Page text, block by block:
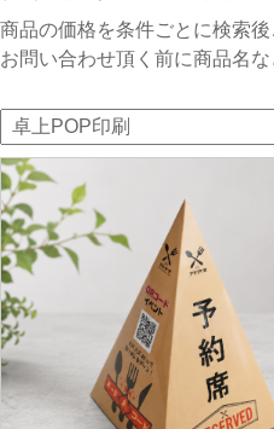
商品の価格を条件ごとに検索後
お問い合わせ頂く前に商品名な